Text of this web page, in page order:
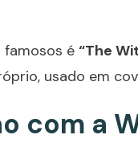
famosos é “The
usado em
com a